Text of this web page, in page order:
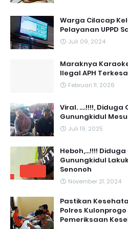
Warga Cilacap
Pelayanan UPPD
Juli 09, 2024
Maraknya
Ilegal APH
Februari 11, 2026
Viral. ....!!!!, Diduga
Gunungkidul
Juli 19, 2025
Heboh,...!!!!
Gunungkidul
Senonoh
November 21, 2024
Pastikan
Polres
Pemeriksaan